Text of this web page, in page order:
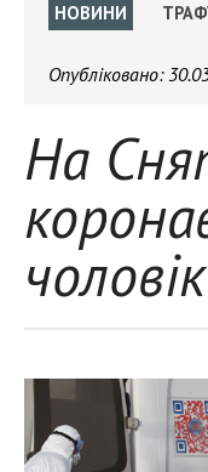
НОВИНИ
Опубліковано:
На
чоловік